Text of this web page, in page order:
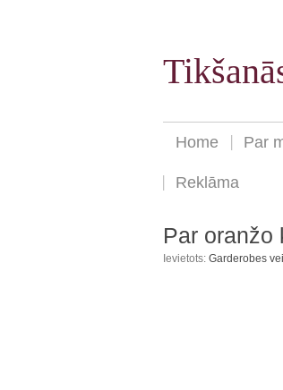
Home Par
Reklāma
Par oranžo
Ievietots: Garderobes